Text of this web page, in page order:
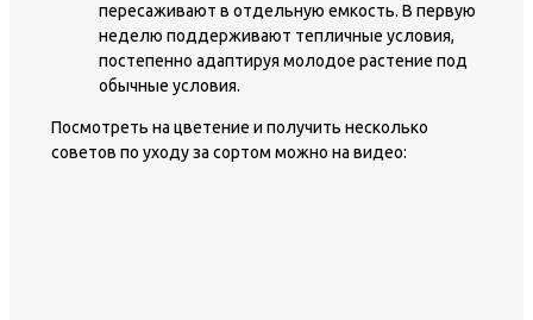
пересаживают в отдельную емкость. В первую
неделю поддерживают тепличные условия,
постепенно адаптируя молодое растение под
обычные условия.
Посмотреть на цветение и получить несколько
советов по уходу за сортом можно на видео: